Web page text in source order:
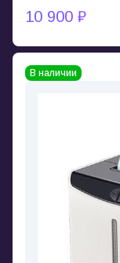
10 900 ₽
В наличии